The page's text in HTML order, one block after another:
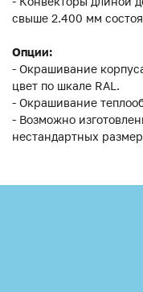
свыше 2.400 мм
Опции:
- Окрашивание
цвет по шкале RAL.
- Окрашивание
- Возможно
нестандартных